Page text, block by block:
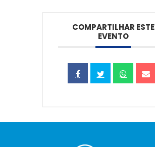
COMPARTILHAR ESTE
EVENTO